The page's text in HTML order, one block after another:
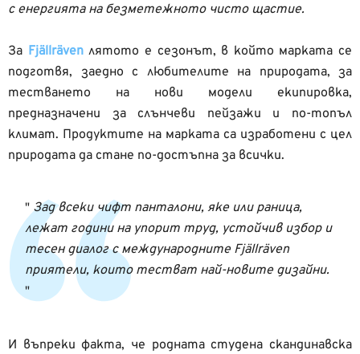
с енергията на безметежното чисто щастие.
За Fjällrävenлятото е сезонът, в който марката се
подготвя, заедно с любителите на природата, за
тестването на нови модели екипировка,
предназначени за слънчеви пейзажи и по-топъл
климат. Продуктите на марката са изработени с цел
природата да стане по-достъпна за всички.
Зад всеки чифт панталони, яке или раница,
лежат години на упорит труд, устойчив избор и
тесен диалог с международните Fjällräven
приятели, които тестват най-новите дизайни.
И въпреки факта, че родната студена скандинавска